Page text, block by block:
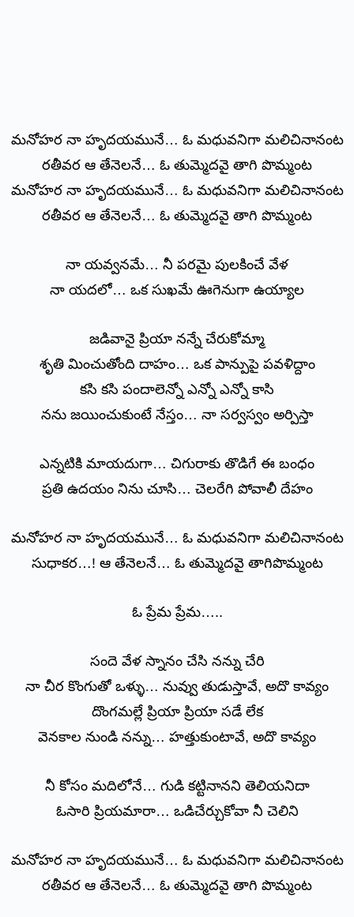
మనోహర నా హృదయమునే… ఓ మధువనిగా మలిచినానంట
రతీవర ఆ తేనెలనే… ఓ తుమ్మెదవై తాగి పొమ్మంట
మనోహర నా హృదయమునే… ఓ మధువనిగా మలిచినానంట
రతీవర ఆ తేనెలనే… ఓ తుమ్మెదవై తాగి పొమ్మంట
నా యవ్వనమే… నీ పరమై పులకించే వేళ
నా యదలో… ఒక సుఖమే ఊగెనుగా ఉయ్యాల
జడివానై ప్రియా నన్నే చేరుకోమ్మా
శృతి మించుతోంది దాహం… ఒక పాన్పుపై పవళిద్దాం
కసి కసి పందాలెన్నో ఎన్నో ఎన్నో కాసి
నను జయించుకుంటే నేస్తం… నా సర్వస్వం అర్పిస్తా
ఎన్నటికి మాయదుగా… చిగురాకు తొడిగే ఈ బంధం
ప్రతి ఉదయం నిను చూసి… చెలరేగి పోవాలీ దేహం
మనోహర నా హృదయమునే… ఓ మధువనిగా మలిచినానంట
సుధాకర…! ఆ తేనెలనే… ఓ తుమ్మెదవై తాగిపొమ్మంట
ఓ ప్రేమ ప్రేమ…..
సందె వేళ స్నానం చేసి నన్ను చేరి
నా చీర కొంగుతో ఒళ్ళు… నువ్వు తుడుస్తావే, అదొ కావ్యం
దొంగమల్లే ప్రియా ప్రియా సడే లేక
వెనకాల నుండి నన్ను… హత్తుకుంటావే, అదొ కావ్యం
నీ కోసం మదిలోనే… గుడి కట్టినానని తెలియనిదా
ఓసారి ప్రియమారా… ఒడిచేర్చుకోవా నీ చెలిని
మనోహర నా హృదయమునే… ఓ మధువనిగా మలిచినానంట
రతీవర ఆ తేనెలనే… ఓ తుమ్మెదవై తాగి పొమ్మంట